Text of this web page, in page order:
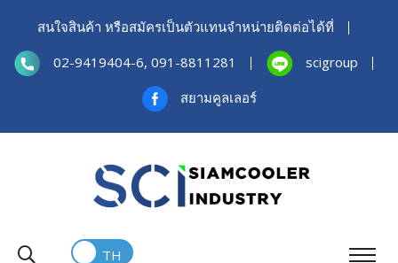
สนใจสินค้า หรือสมัครเป็นตัวแทนจำหน่ายติดต่อได้ที่
02-9419404-6, 091-8811281
scigroup
สยามคูลเลอร์